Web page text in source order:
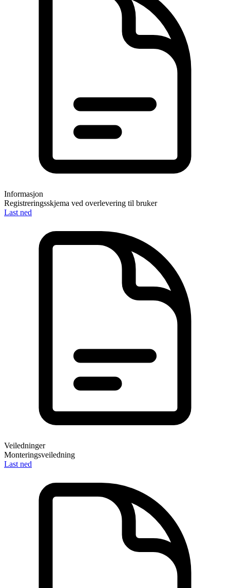
Informasjon
Registreringsskjema ved overlevering til bruker
Last ned
Veiledninger
Monteringsveiledning
Last ned